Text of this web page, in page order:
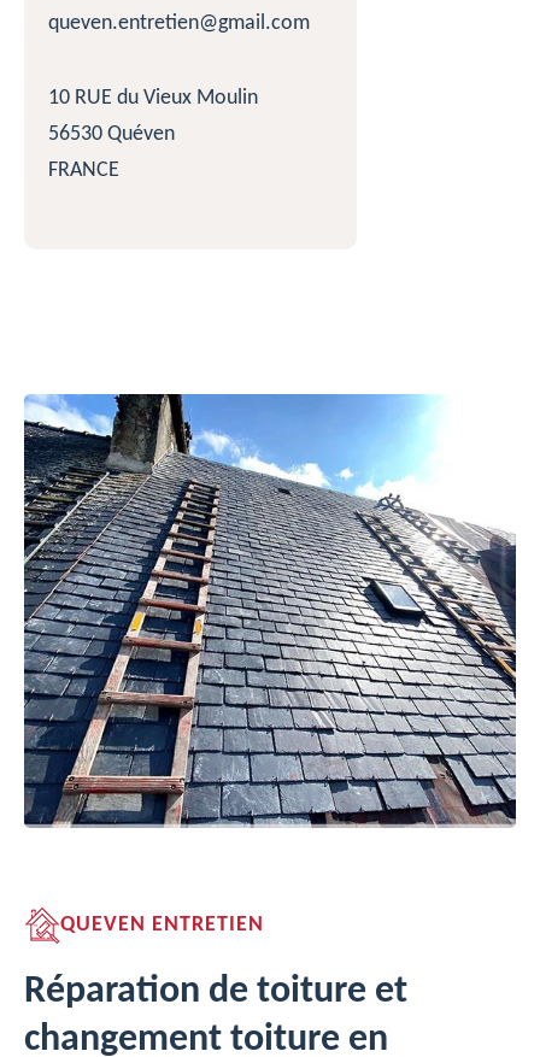
queven.entretien@gmail.com
10 RUE du Vieux Moulin
56530 Quéven
FRANCE
QUEVEN ENTRETIEN
Réparation de toiture et
changement toiture en